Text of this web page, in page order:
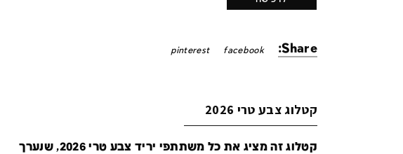
Share:
facebook
pinterest
קטלוג צבע טרי 2026
קטלוג זה מציג את כל משתתפי יריד צבע טרי 2026, שנערך